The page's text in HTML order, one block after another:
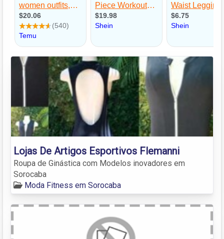
Lojas De Artigos Esportivos Flemanni
Roupa de Ginástica com Modelos inovadores em
Sorocaba
Moda Fitness em Sorocaba